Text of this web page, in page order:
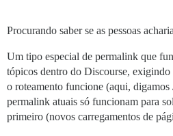
Procurando saber se as pessoas
Um tipo especial de permalink que
tópicos dentro do Discourse,
o roteamento funcione (aqui,
permalink atuais só funcionam para
primeiro (novos carregamentos de